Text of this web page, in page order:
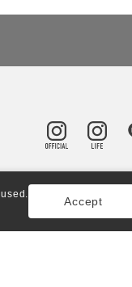
東京都公安委
Accept